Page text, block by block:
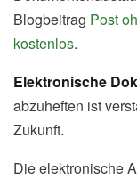
Blogbeitrag Post
kostenlos.
Elektronische
abzuheften ist
Zukunft.
Die elektronische